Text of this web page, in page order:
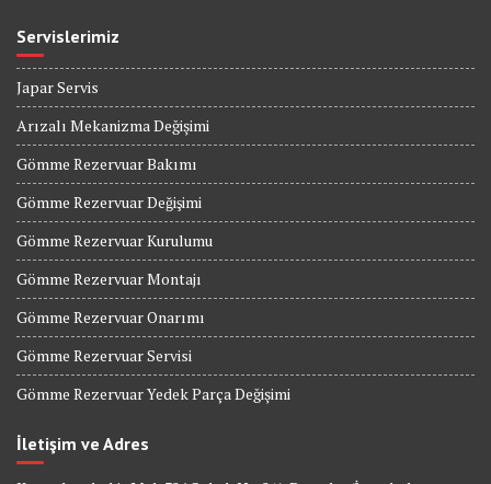
Servislerimiz
Japar Servis
Arızalı Mekanizma Değişimi
Gömme Rezervuar Bakımı
Gömme Rezervuar Değişimi
Gömme Rezervuar Kurulumu
Gömme Rezervuar Montajı
Gömme Rezervuar Onarımı
Gömme Rezervuar Servisi
Gömme Rezervuar Yedek Parça Değişimi
İletişim ve Adres